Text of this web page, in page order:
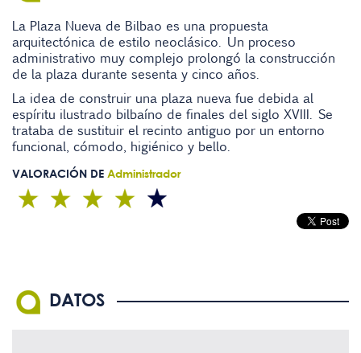
La Plaza Nueva de Bilbao es una propuesta
arquitectónica de estilo neoclásico. Un proceso
administrativo muy complejo prolongó la construcción
de la plaza durante sesenta y cinco años.
La idea de construir una plaza nueva fue debida al
espíritu ilustrado bilbaíno de finales del siglo XVIII. Se
trataba de sustituir el recinto antiguo por un entorno
funcional, cómodo, higiénico y bello.
VALORACIÓN DE Administrador
DATOS